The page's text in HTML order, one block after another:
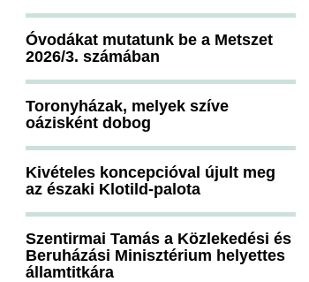
Óvodákat mutatunk be a Metszet
2026/3. számában
Toronyházak, melyek szíve
oázisként dobog
Kivételes koncepcióval újult meg
az északi Klotild-palota
Szentirmai Tamás a Közlekedési és
Beruházási Minisztérium helyettes
államtitkára